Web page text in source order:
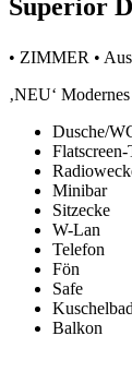
Superior
• ZIMMER •
‚NEU‘
Dusche/
Minibar
Sitzecke
W-Lan
Telefon
Fön
Safe
Balkon